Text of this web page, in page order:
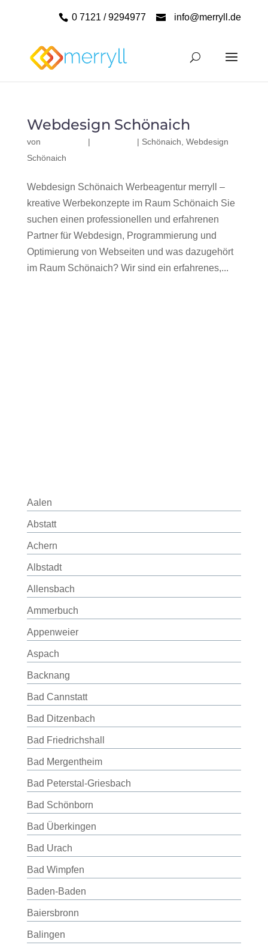
0 7121 / 9294977 info@merryll.de
Webdesign Schönaich
von | | Schönaich Webdesign
Schönaich
Webdesign Schönaich Werbeagentur merryll –
kreative Werbekonzepte im Raum Schönaich Sie
suchen einen professionellen und erfahrenen
Partner für Webdesign, Programmierung und
Optimierung von Webseiten und was dazugehört
im Raum Schönaich? Wir sind ein erfahrenes,...
Aalen
Abstatt
Achern
Albstadt
Allensbach
Ammerbuch
Appenweier
Aspach
Backnang
Bad Cannstatt
Bad Ditzenbach
Bad Friedrichshall
Bad Mergentheim
Bad Peterstal-Griesbach
Bad Schönborn
Bad Überkingen
Bad Urach
Bad Wimpfen
Baden-Baden
Baiersbronn
Balingen